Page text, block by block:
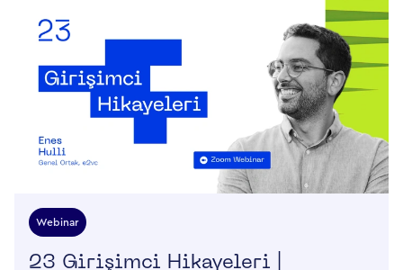
Webinar
23 Girişimci Hikayeleri |